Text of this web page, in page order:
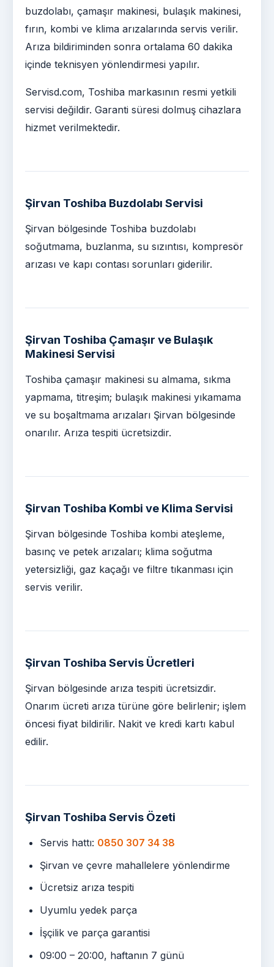
buzdolabı, çamaşır makinesi, bulaşık makinesi,
fırın, kombi ve klima arızalarında servis verilir.
Arıza bildiriminden sonra ortalama 60 dakika
içinde teknisyen yönlendirmesi yapılır.
Servisd.com, Toshiba markasının resmi yetkili
servisi değildir. Garanti süresi dolmuş cihazlara
hizmet verilmektedir.
Şirvan Toshiba Buzdolabı Servisi
Şirvan bölgesinde Toshiba buzdolabı
soğutmama, buzlanma, su sızıntısı, kompresör
arızası ve kapı contası sorunları giderilir.
Şirvan Toshiba Çamaşır ve Bulaşık
Makinesi Servisi
Toshiba çamaşır makinesi su almama, sıkma
yapmama, titreşim; bulaşık makinesi yıkamama
ve su boşaltmama arızaları Şirvan bölgesinde
onarılır. Arıza tespiti ücretsizdir.
Şirvan Toshiba Kombi ve Klima Servisi
Şirvan bölgesinde Toshiba kombi ateşleme,
basınç ve petek arızaları; klima soğutma
yetersizliği, gaz kaçağı ve filtre tıkanması için
servis verilir.
Şirvan Toshiba Servis Ücretleri
Şirvan bölgesinde arıza tespiti ücretsizdir.
Onarım ücreti arıza türüne göre belirlenir; işlem
öncesi fiyat bildirilir. Nakit ve kredi kartı kabul
edilir.
Şirvan Toshiba Servis Özeti
Servis hattı: 0850 307 34 38
Şirvan ve çevre mahallelere yönlendirme
Ücretsiz arıza tespiti
Uyumlu yedek parça
İşçilik ve parça garantisi
09:00 – 20:00, haftanın 7 günü